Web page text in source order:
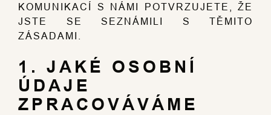
KOMUNIKACÍ S NÁMI POTVRZUJETE, ŽE
JSTE SE SEZNÁMILI S TĚMITO
ZÁSADAMI.
1. JAKÉ OSOBNÍ
ÚDAJE
ZPRACOVÁVÁME